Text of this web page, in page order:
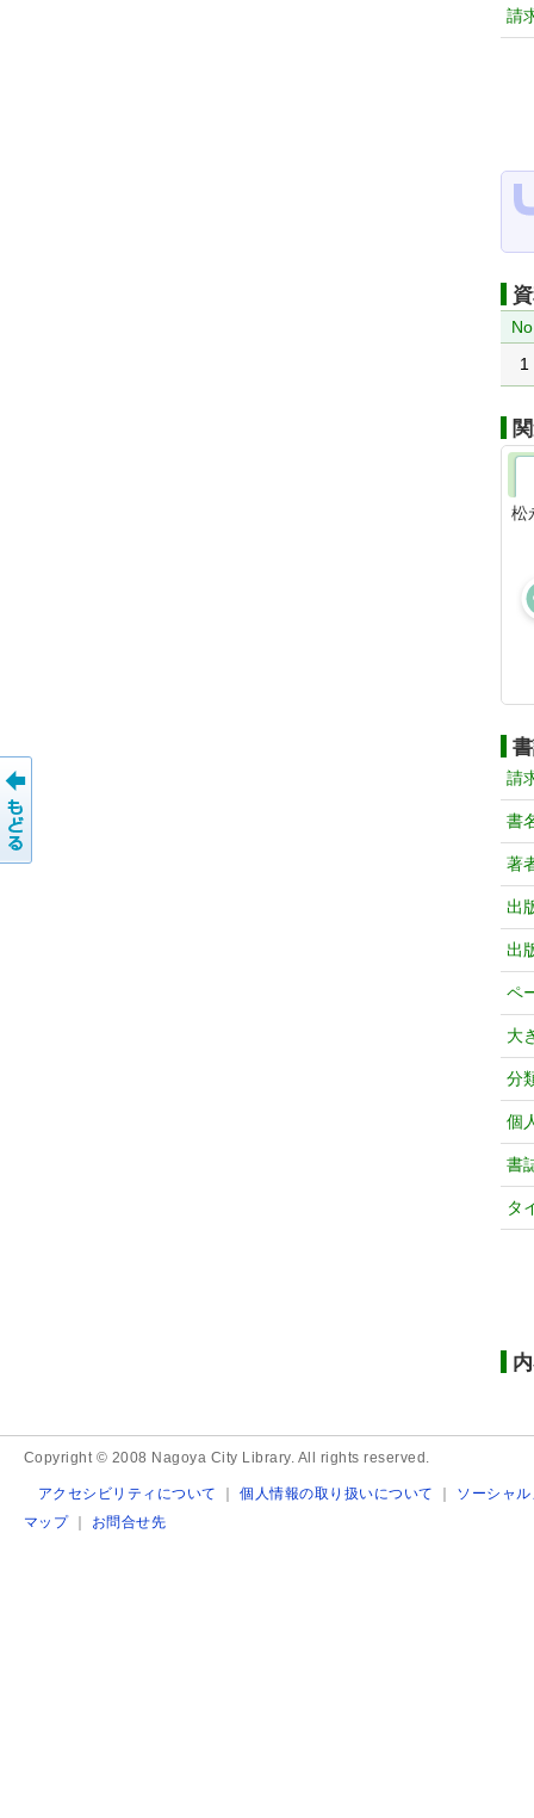
請
1
松
請
書
著
出
出
ペ
大
分
個
書
タ
Copyright © 2008 Nagoya City Library. All rights reserved.
アクセシビリティについて ｜個人情報の取り扱いについて ｜ ソーシャ
マップ｜ お問合せ先